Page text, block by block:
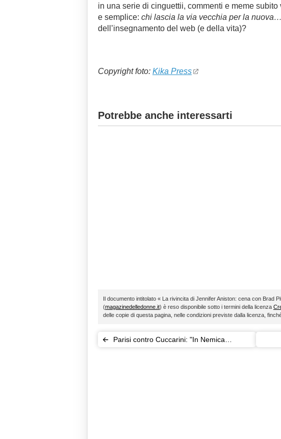
in una serie di cinguettii, commenti e meme
e semplice: chi lascia la via vecchia per la nuova…
dell’insegnamento del web (e della vita)?
Copyright foto: Kika Press
Potrebbe anche interessarti
Il documento intitolato « La rivincita di Jennifer Aniston: cena con Brad
(magazinedelledonne.it) è reso disponibile sotto i termini della licenza
delle copie di questa pagina, nelle condizioni previste dalla licenza,
Parisi contro Cuccarini: "In Nemica